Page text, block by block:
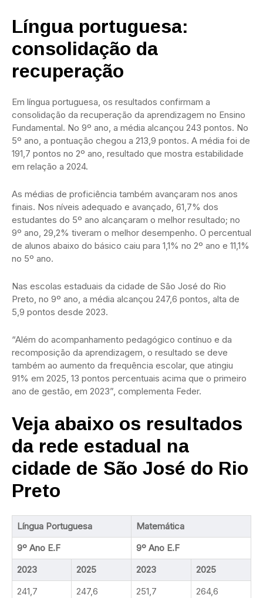
Língua portuguesa:
consolidação da
recuperação
Em língua portuguesa, os resultados confirmam a
consolidação da recuperação da aprendizagem no Ensino
Fundamental. No 9º ano, a média alcançou 243 pontos. No
5º ano, a pontuação chegou a 213,9 pontos. A média foi de
191,7 pontos no 2º ano, resultado que mostra estabilidade
em relação a 2024.
As médias de proficiência também avançaram nos anos
finais. Nos níveis adequado e avançado, 61,7% dos
estudantes do 5º ano alcançaram o melhor resultado; no
9º ano, 29,2% tiveram o melhor desempenho. O percentual
de alunos abaixo do básico caiu para 1,1% no 2º ano e 11,1%
no 5º ano.
Nas escolas estaduais da cidade de São José do Rio
Preto, no 9º ano, a média alcançou 247,6 pontos, alta de
5,9 pontos desde 2023.
“Além do acompanhamento pedagógico contínuo e da
recomposição da aprendizagem, o resultado se deve
também ao aumento da frequência escolar, que atingiu
91% em 2025, 13 pontos percentuais acima que o primeiro
ano de gestão, em 2023”, complementa Feder.
Veja abaixo os resultados
da rede estadual na
cidade de São José do Rio
Preto
Língua Portuguesa
Matemática
9º Ano E.F
9º Ano E.F
2023
2025 2023
2025
241,7
247,6 251,7 264,6